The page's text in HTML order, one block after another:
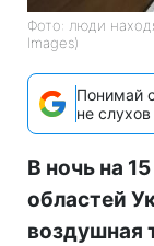
Фото: люди
Images)
Понимай
не слухов
В ночь на
областей
воздушная